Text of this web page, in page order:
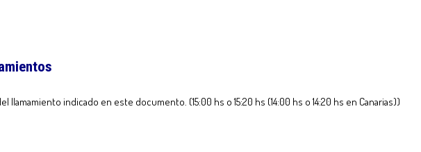
indicado en este documento. (15:00 hs o 15:20 hs (14:00 hs o 14:20 hs en Canarias))